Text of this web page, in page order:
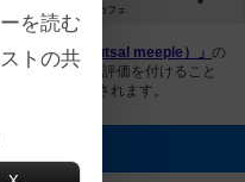
カフェ
ルミープル（Futsal meeple）」 の
の投稿画像に評価を付けること
ページで表示されます。
を読む
トの共